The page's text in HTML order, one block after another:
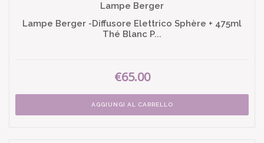
Lampe Berger
Lampe Berger -Diffusore Elettrico Sphère + 475ml
Thé Blanc P...
€65.00
AGGIUNGI AL CARRELLO